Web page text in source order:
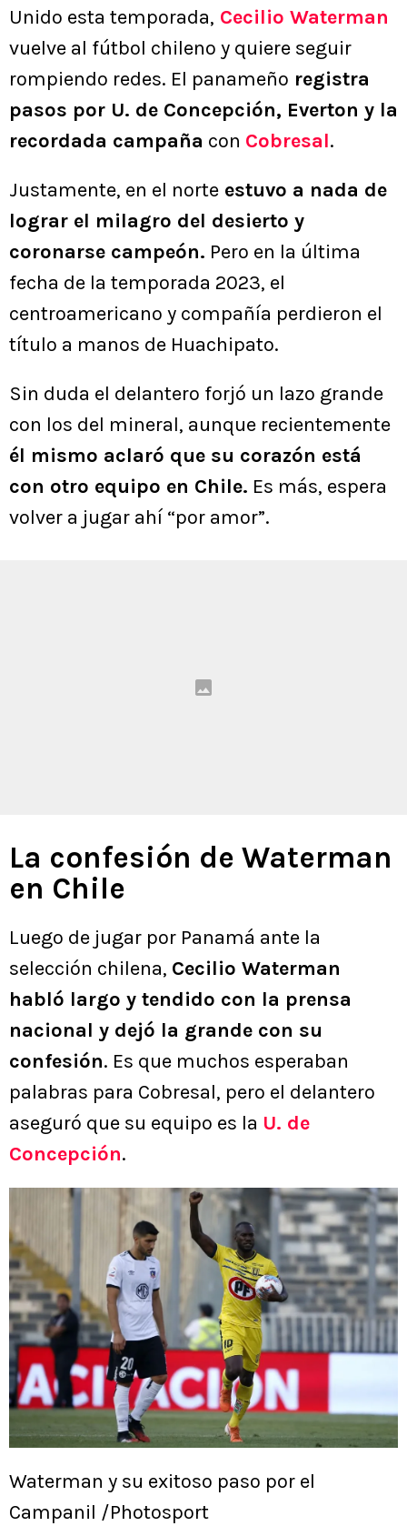
Unido esta temporada, Cecilio Waterman
vuelve al fútbol chileno y quiere seguir
rompiendo redes. El panameño registra
pasos por U. de Concepción, Everton y la
recordada campaña con Cobresal.
Justamente, en el norte estuvo a nada de
lograr el milagro del desierto y
coronarse campeón. Pero en la última
fecha de la temporada 2023, el
centroamericano y compañía perdieron el
título a manos de Huachipato.
Sin duda el delantero forjó un lazo grande
con los del mineral, aunque recientemente
él mismo aclaró que su corazón está
con otro equipo en Chile. Es más, espera
volver a jugar ahí “por amor”.
La confesión de Waterman
en Chile
Luego de jugar por Panamá ante la
selección chilena, Cecilio Waterman
habló largo y tendido con la prensa
nacional y dejó la grande con su
confesión. Es que muchos esperaban
palabras para Cobresal, pero el delantero
aseguró que su equipo es la U. de
Concepción.
Waterman y su exitoso paso por el
Campanil /Photosport